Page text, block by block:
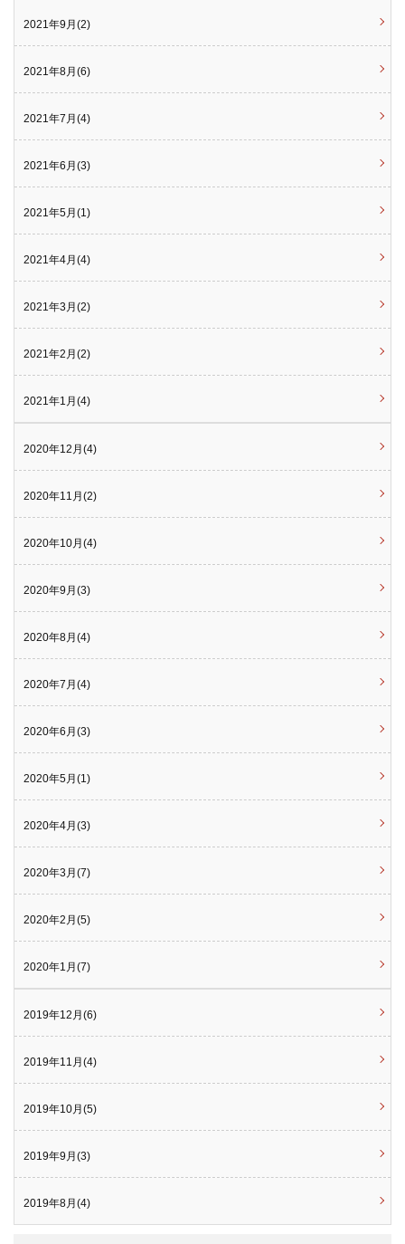
2021年9月(2)
2021年8月(6)
2021年7月(4)
2021年6月(3)
2021年5月(1)
2021年4月(4)
2021年3月(2)
2021年2月(2)
2021年1月(4)
2020年12月(4)
2020年11月(2)
2020年10月(4)
2020年9月(3)
2020年8月(4)
2020年7月(4)
2020年6月(3)
2020年5月(1)
2020年4月(3)
2020年3月(7)
2020年2月(5)
2020年1月(7)
2019年12月(6)
2019年11月(4)
2019年10月(5)
2019年9月(3)
2019年8月(4)